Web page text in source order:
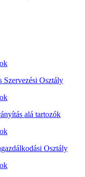
Szervezési Osztály
alá tartozók
Osztály